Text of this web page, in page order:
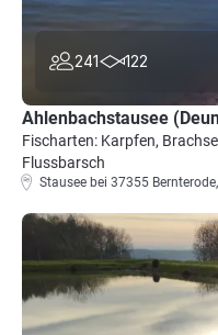
241 122
Ahlenbachstausee
Fischarten: Karpfen,
Flussbarsch
Stausee bei 37355